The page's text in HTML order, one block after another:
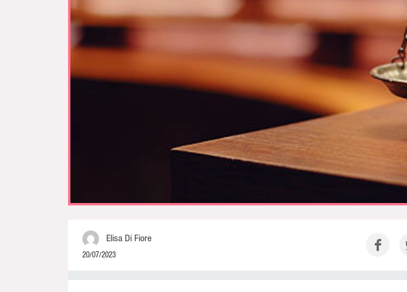
Elisa Di Fiore
20/07/2023